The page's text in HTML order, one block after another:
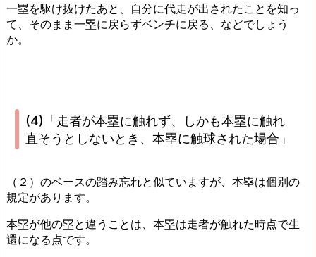
一塁を駆け抜けたあと、自分に代走が出されたことを知っ
て、そのまま一塁に戻らずベンチに戻る、などでしょう
か。
(4)「走者が本塁に触れず、しかも本塁に触れ
直そうとしないとき、本塁に触球された場合」
（２）のベースの踏み忘れと似ていますが、本塁は個別の
規定があります。
本塁が他の塁と違うことは、本塁は走者が触れた時点で生
還になる点です。